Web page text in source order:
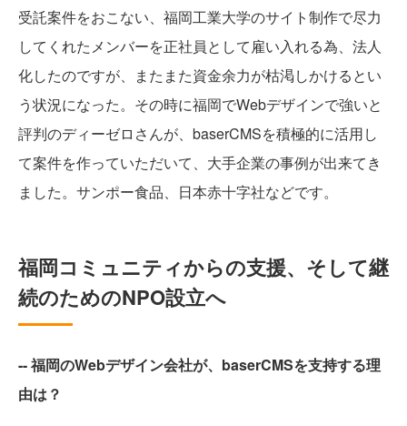
受託案件をおこない、福岡工業大学のサイト制作で尽力
してくれたメンバーを正社員として雇い入れる為、法人
化したのですが、またまた資金余力が枯渇しかけるとい
う状況になった。その時に福岡でWebデザインで強いと
評判のディーゼロさんが、baserCMSを積極的に活用し
て案件を作っていただいて、大手企業の事例が出来てき
ました。サンポー食品、日本赤十字社などです。
福岡コミュニティからの支援、そして継
続のためのNPO設立へ
-- 福岡のWebデザイン会社が、baserCMSを支持する理
由は？